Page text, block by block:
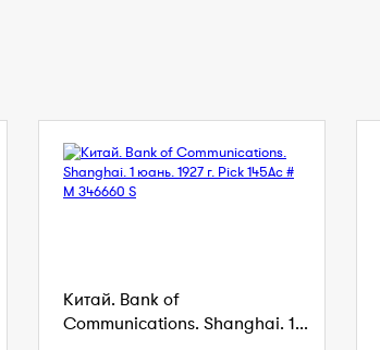
Китай. Bank of
Communications. Shanghai. 1...